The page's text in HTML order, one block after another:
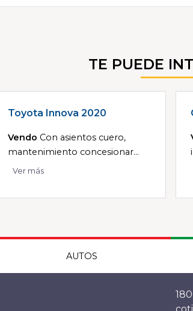
TE PUEDE
Toyota Innova 2020
Vendo Con asientos cuero,
mantenimiento concesionar...
Ver más
AUTOS